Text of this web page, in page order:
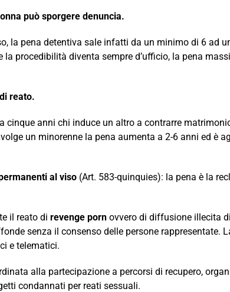
può sporgere denuncia.
la pena detentiva sale infatti da un minimo di 6 ad
procedibilità diventa sempre d’ufficio, la pena
reato.
cinque anni chi induce un altro a contrarre
un minorenne la pena aumenta a 2-6 anni ed è
al viso (Art. 583-quinquies): la pena è la
il reato di revenge porn ovvero di diffusione illecita
senza il consenso delle persone rappresentate.
e telematici.
alla partecipazione a percorsi di recupero,
condannati per reati sessuali.